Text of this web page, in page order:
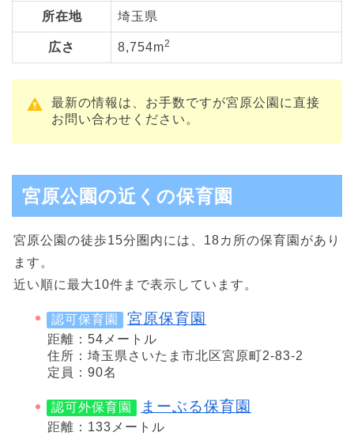
所在地 埼玉県
広さ 8,754m2
最新の情報は、お手数ですが宮原公園に直接
お問い合わせください。
宮原公園の近くの保育園
宮原公園の徒歩15分圏内には、18カ所の保育園があり
ます。
近い順に最大10件まで表示しています。
認可保育園 宮原保育園
距離：54メートル
住所：埼玉県さいたま市北区宮原町2-83-2
定員：90名
認可外保育園 まーぶる保育園
距離：133メートル